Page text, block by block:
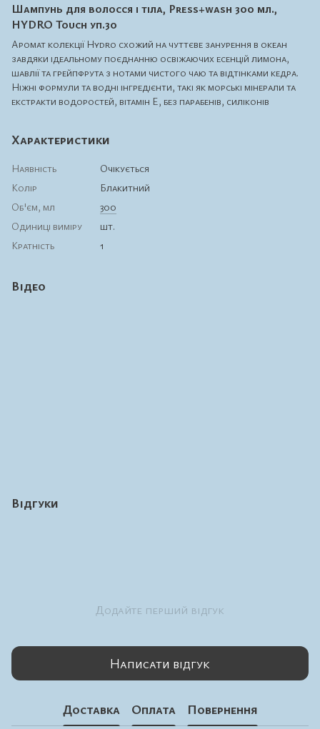
Шампунь для волосся і тіла, Press+wash 300 мл.,
HYDRO Touch уп.30
Аромат колекції Hydro схожий на чуттєве занурення в океан
завдяки ідеальному поєднанню освіжаючих есенцій лимона,
шавлії та грейпфрута з нотами чистого чаю та відтінками кедра.
Ніжні формули та водні інгредієнти, такі як морські мінерали та
екстракти водоростей, вітамін Е, без парабенів, силіконів
Характеристики
Наявність
Очікується
Колір
Блакитний
Об'єм, мл
300
Одиниці виміру
шт.
Кратність
1
Відео
Відгуки
Додайте перший відгук
Написати відгук
Доставка Оплата Повернення